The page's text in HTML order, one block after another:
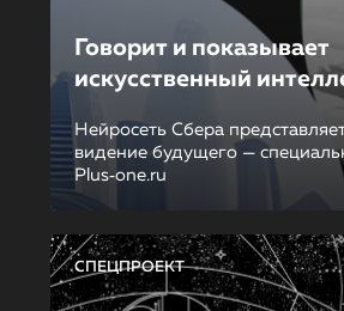
Говорит и показывает
искусственный
Нейросеть Сбера
видение будущего —
Plus‑one.ru
СПЕЦПРОЕКТ